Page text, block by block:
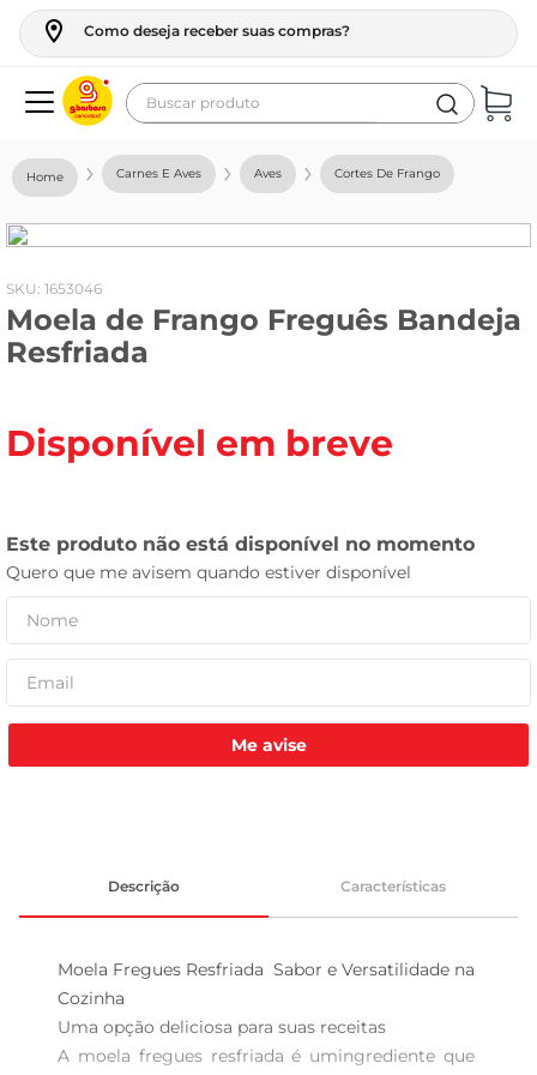
Como deseja receber suas compras?
Buscar produto
Carnes E Aves Aves Cortes De Frango
: 1653046
Moela de Frango Freguês Bandeja
Resfriada
Disponível em breve
Me avise
Descrição Características
Moela Fregues Resfriada  Sabor e Versatilidade na
Cozinha
Uma opção deliciosa para suas receitas
A moela fregues resfriada é umingrediente que
geladeira
fogao
café
cerveja
vinho
leite pó